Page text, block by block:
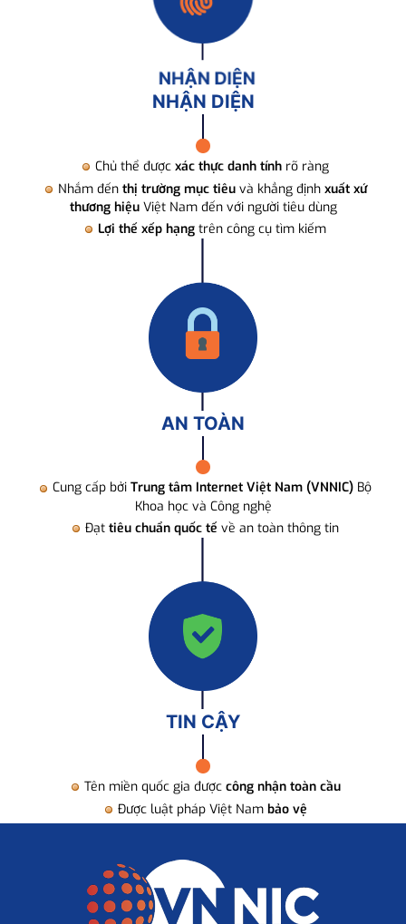
NHẬN DIỆN
Chủ thể được xác thực danh tính rõ ràng
Nhắm đến thị trường mục tiêuvà khẳng định xuất xứ
thương hiệuViệt Nam đến với người tiêu dùng
Lợi thế xếp hạng trên công cụ tìm kiếm
AN TOÀN
Cung cấp bởi Trung tâm Internet Việt Nam (VNNIC) Bộ
Khoa học và Công nghệ
Đạt tiêu chuẩn quốc tế về an toàn thông tin
TIN CẬY
Tên miền quốc gia được công nhận toàn cầu
Được luật pháp Việt Nam bảo vệ